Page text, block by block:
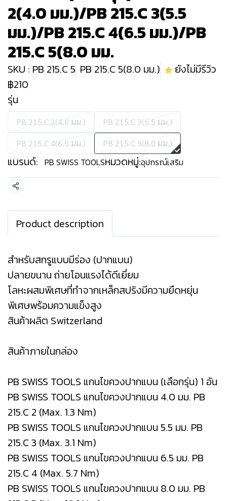
2(4.0 มม.)/PB 215.C 3(5.5
มม.)/PB 215.C 4(6.5 มม.)/PB
215.C 5(8.0 มม.
SKU : PB 215.C 5 PB 215.C 5(8.0 มม.)
ยังไม่มีรีวิว
฿210
รุ่น
PB 215.C 2(4.0 มม.)
PB 215.C 3(5.5 มม.)
PB 215.C 4(6.5 มม.)
PB 215.C 5(8.0 มม.)
แบรนด์: PB SWISS TOOLSหมวดหมู่:อุปกรณ์เสริม
แชร์
Product description
สำหรับสกรูแบบมีร่อง (ปากแบน)
ปลายขนาน ถ่ายโอนแรงได้ดีเยี่ยม
โลหะผสมพิเศษที่ทำจากเหล็กสปริงมีความยืดหยุ่น
พิเศษพร้อมความแข็งสูง
สินค้าผลิต Switzerland
สินค้าภายในกล่อง
PB SWISS TOOLS แกนไขควงปากแบน (เลือกรุ่น) 1 อัน
PB SWISS TOOLS แกนไขควงปากแบน 4.0 มม. PB
215.C 2 (Max. 1.3 Nm)
PB SWISS TOOLS แกนไขควงปากแบน 5.5 มม. PB
215.C 3 (Max. 3.1 Nm)
PB SWISS TOOLS แกนไขควงปากแบน 6.5 มม. PB
215.C 4 (Max. 5.7 Nm)
PB SWISS TOOLS แกนไขควงปากแบน 8.0 มม. PB